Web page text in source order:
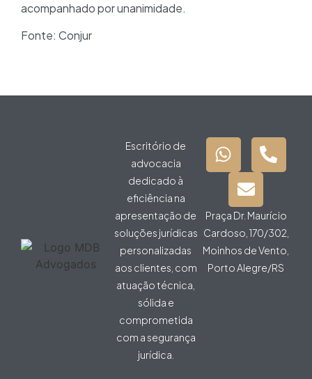
acompanhado por unanimidade.
Fonte: Conjur
Escritório de
advocacia
dedicado à
eficiência na
apresentação de
soluções jurídicas
personalizadas
aos clientes, com
atuação técnica,
sólida e
comprometida
com a segurança
jurídica.
Praça Dr. Maurício
Cardoso, 170/302,
Moinhos de Vento,
Porto Alegre/RS